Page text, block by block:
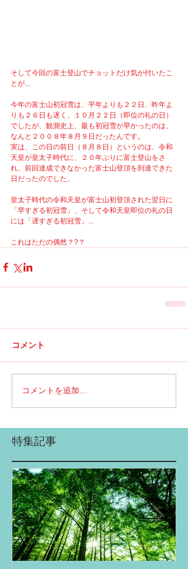
そして今回の富士登山でチョットだけ気が付いたこ
とが...
今年の富士山初冠雪は、平年よりも２２日、昨年よ
りも２６日も遅く、１０月２２日（即位の礼の日）
でしたが、観測史上、最も初冠雪が早かったのは、
なんと２００８年８月９日だったんです。
実は、この日の前日（８月８日）というのは、令和
天皇が皇太子時代に、２０年ぶりに富士登山をさ
れ、前回達成できなかった富士山登頂を到達できた
日だったのでした。
皇太子時代の令和天皇が富士山初登頂された翌日に
「早すぎる初冠雪」、そして令和天皇即位の礼の日
には「遅すぎる初冠雪」...
これはただの偶然？?？
コメント
コメントを追加…
特集記事